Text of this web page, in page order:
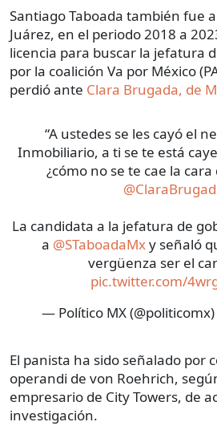
Santiago Taboada también fue
Juárez, en el periodo 2018 a
licencia para buscar la jefatura
por la coalición Va por México
perdió ante Clara Brugada, de
“A ustedes se les cayó el
Inmobiliario, a ti se te está
¿cómo no se te cae la
La candidata a la jefatura de
a @STaboadaMxy señaló
vergüenza ser el
pic.twitter.com/
— Político MX (@politicomx)
El panista ha sido señalado por
operandi de von Roehrich,
empresario de City Towers, de
investigación.